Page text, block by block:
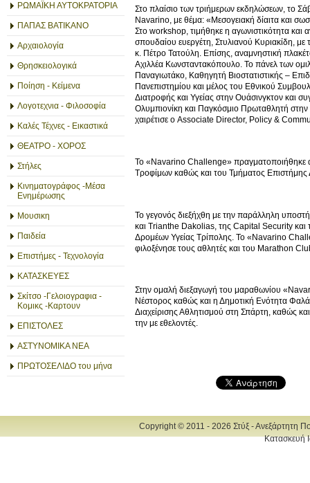
ΡΩΜΑΪΚΗ ΑΥΤΟΚΡΑΤΟΡΙΑ
ΠΑΠΑΣ ΒΑΤΙΚΑΝΟ
Αρχαιολογία
Θρησκειολογικά
Ποίηση - Κείμενα
Λογοτεχνια - Φιλοσοφία
Καλές Τέχνες - Εικαστικά
ΘΕΑΤΡΟ - ΧΟΡΟΣ
Στήλες
Κινηματογράφος -Μέσα
Ενημέρωσης
Μουσικη
Παιδεία
Επιστήμες - Τεχνολογία
ΚΑΤΑΣΚΕΥΕΣ
Σκίτσο -Γελοιογραφια -
Κομικς -Καρτουν
ΕΠΙΣΤΟΛΕΣ
ΑΣΤΥΝΟΜΙΚΑ ΝΕΑ
ΠΡΩΤΟΣΕΛΙΔΟ του μήνα
Στο πλαίσιο των τριήμερων εκδηλώσεων, το
Navarino, με θέμα: «Μεσογειακή δίαιτα και
Στο workshop, τιμήθηκε η αγωνιστικότητα και
σπουδαίου ευεργέτη, Στυλιανού Κυριακίδη,
κ. Πέτρο Τατούλη. Επίσης, αναμνηστική
Αχιλλέα Κωνσταντακόπουλο. Το πάνελ των
Παναγιωτάκο, Καθηγητή Βιοστατιστικής –
Πανεπιστημίου και μέλος του Εθνικού
Διατροφής και Υγείας στην Ουάσινγκτον και
Ολυμπιονίκη και Παγκόσμιο Πρωταθλητή
χαιρέτισε ο Associate Director, Policy &
Το «Navarino Challenge» πραγματοποιήθηκε
Τροφίμων καθώς και του Τμήματος Επιστήμης
Το γεγονός διεξήχθη με την παράλληλη
και Trianthe Dakolias, της Capital Security και
Δρομέων Υγείας Τρίπολης. Το «Navarino
φιλοξένησε τους αθλητές και του Marathon
Στην ομαλή διεξαγωγή του μαραθωνίου
Νέστορος καθώς και η Δημοτική Ενότητα
Διαχείρισης Αθλητισμού στη Σπάρτη, καθώς
την με εθελοντές.
Copyright © 2011 - 2026 Στύξ - Ανεξάρτητη
Κατασκευή